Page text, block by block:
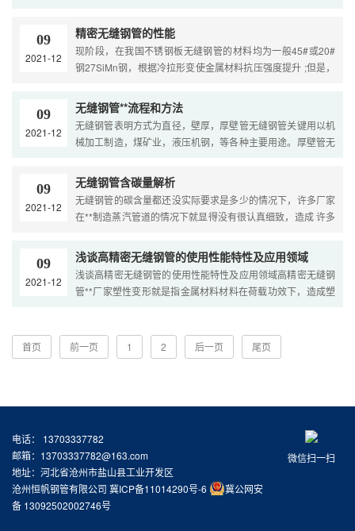
09
2021-12
精密无缝钢管的性能
现阶段，在我国不锈钢板无缝钢管的材料均为一般45#或20#
钢27SiMn钢，根据冷拉形变使金属材料抗压强度提升 ;但是，
···
09
2021-12
无缝钢管**流程和方法
无缝钢管表明方式为直径，壁厚，厚壁管无缝钢管关键用以机
械加工制造，煤矿业，液压机钢，等各种主要用途。厚壁管无
09
2021-12
无缝钢管含碳量解析
无缝钢管的碳含量都还没实际要求是多少的情况下，许多厂家
在**制造蒸汽管道的情况下就显得没有很认真细致，造成 许多
09
2021-12
浅谈高精密无缝钢管的使用性能特性及应用领域
浅谈高精密无缝钢管的使用性能特性及应用领域高精密无缝钢
管**厂家塑性变形就是指金属材料材料在荷载功效下，造成塑
首页 前一页 1 2 后一页 尾页
微信扫一扫
电话： 13703337782
邮箱：13703337782@163.com
地址：河北省沧州市盐山县工业开发区
沧州恒帆钢管有限公司 冀ICP备11014290号-6
冀公网安
备 13092502002746号